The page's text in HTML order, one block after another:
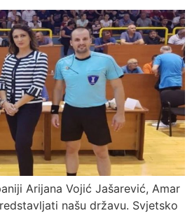
Arijana Vojić Jašarević, Amar
našu državu. Svjetsko